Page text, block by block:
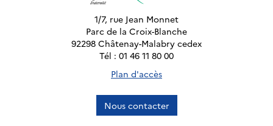
1/7, rue Jean Monnet
Parc de la Croix-Blanche
92298 Châtenay-Malabry cedex
Tél : 01 46 11 80 00
Plan d'accès
Nous contacter